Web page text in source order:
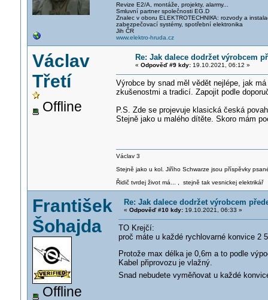
Revize E2/A, montáže, projekty, alarmy...
Smluvní partner společnosti EG.D
Znalec v oboru ELEKTROTECHNIKA: rozvody a
zabezpečovací systémy, spotřební elektronika
Jih ČR
www.elektro-hruda.cz
Václav
Třetí
Offline
Re: Jak dalece dodržet výrobcem
« Odpověď #9 kdy:19.10.2021, 06:12 »
Výrobce by snad měl vědět nejlépe, jak
zkušenostmi a tradicí. Zapojit podle
P.S. Zde se projevuje klasická česká
Stejně jako u malého dítěte. Skoro mám
Václav 3
Stejně jako u kol. Jiřího Schwarze jsou příspěvky
Řidič tvrdej život má... , stejně tak vesnickej elektrikář
František
Šohajda
Offline
Re: Jak dalece dodržet výrobcem
« Odpověď #10 kdy:19.10.2021, 06:33 »
TO Krejčí:
proč máte u každé rychlovarné konvice 2
Protože max délka je 0,6m a to podle
Kabel připrovozu je vlažný.
Snad nebudete vyměňovat u každé